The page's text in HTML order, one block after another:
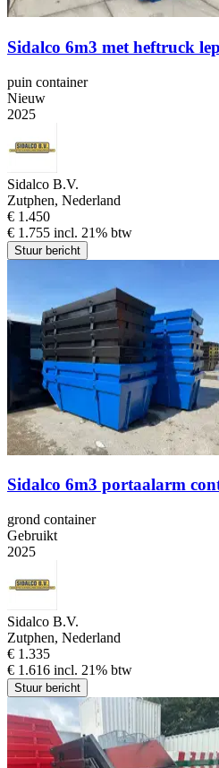
Sidalco 6m3 met heftruck
puin container
Nieuw
2025
Sidalco B.V.
Zutphen, Nederland
€ 1.450
€ 1.755 incl. 21% btw
Stuur bericht
Sidalco 6m3 portaalarm
grond container
Gebruikt
2025
Sidalco B.V.
Zutphen, Nederland
€ 1.335
€ 1.616 incl. 21% btw
Stuur bericht